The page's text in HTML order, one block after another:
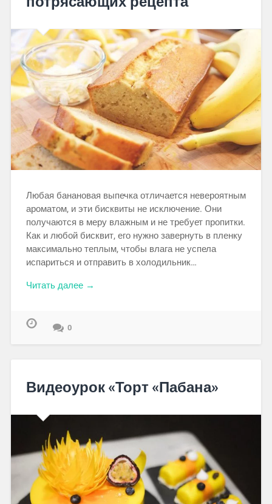
Любая банановая выпечка отличается невероятным
ароматом, и эти бисквиты не исключение. Они
получаются в меру влажным и не требует пропитки.
Как и любой бисквит, его нужно завернуть в пленку
максимально теплым, чтобы влага не успела
испариться и отправить в холодильник…
Читать далее →
0
Видеоурок «Торт «Пабана»